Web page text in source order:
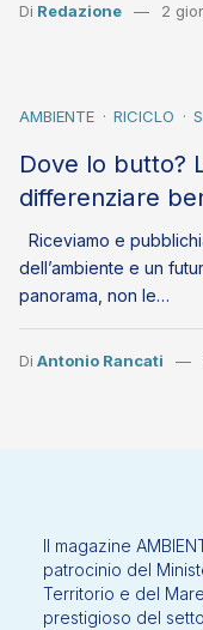
Di Redazione 2
AMBIENTE RICICLO
Dove lo butto?
differenziare
Riceviamo e
dell’ambiente e un
panorama, non le…
Di Antonio Rancati
Il magazine
patrocinio del
Territorio e del
prestigioso del